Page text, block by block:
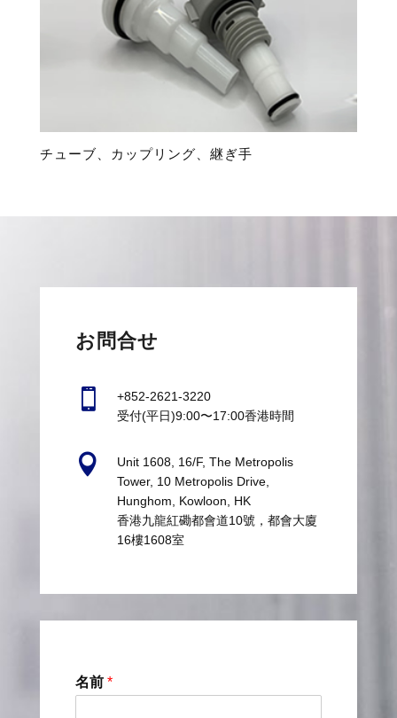
チューブ、カップリング、継ぎ手
お問合せ

+852-2621-3220
受付(平日)9:00〜17:00香港時間

Unit 1608, 16/F, The Metropolis
Tower, 10 Metropolis Drive,
Hunghom, Kowloon, HK
香港九龍紅磡都會道10號，都會大廈
16樓1608室
名前 *